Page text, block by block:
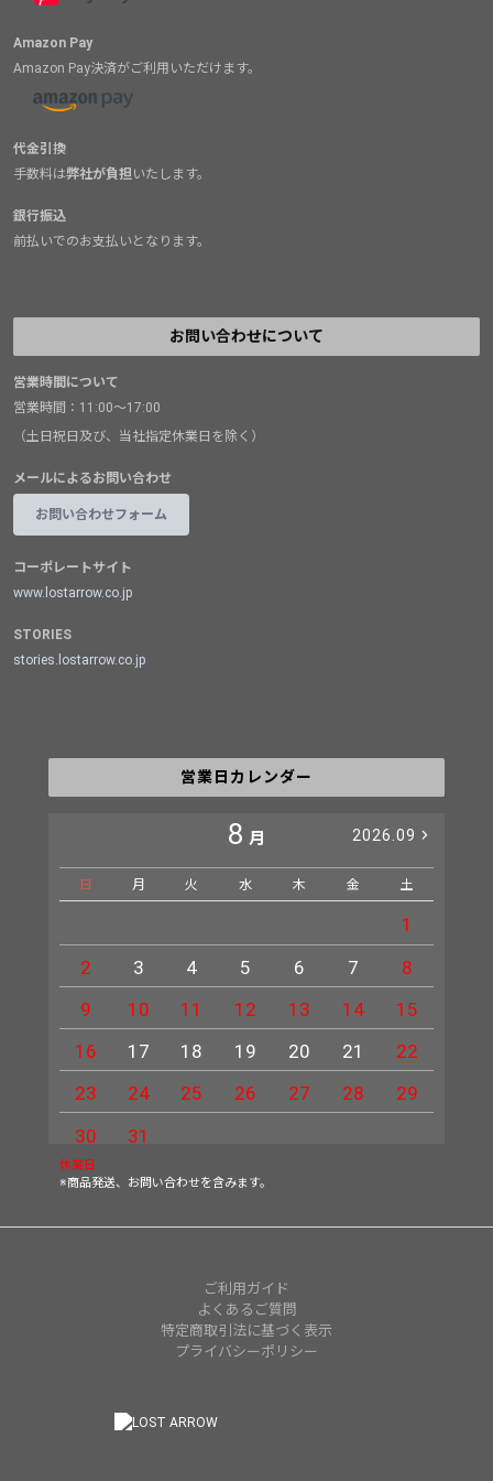
Amazon Pay
Amazon Pay決済がご利用いただけます。
代金引換
手数料は弊社が負担いたします。
銀行振込
前払いでのお支払いとなります。
お問い合わせについて
営業時間について
営業時間：11:00～17:00
（土日祝日及び、当社指定休業日を除く）
メールによるお問い合わせ
お問い合わせフォーム
コーポレートサイト
www.lostarrow.co.jp
STORIES
stories.lostarrow.co.jp
営業日カレンダー
8 月 2026.09
日 月 火 水 木 金 土
1
2
3 4 5 6 7
8
9
10 11 12 13 14
15
16
17 18 19 20 21
22
23
24 25 26 27 28
29
30
31
休業日
※商品発送、お問い合わせを含みます。
ご利用ガイド
よくあるご質問
特定商取引法に基づく表示
プライバシーポリシー